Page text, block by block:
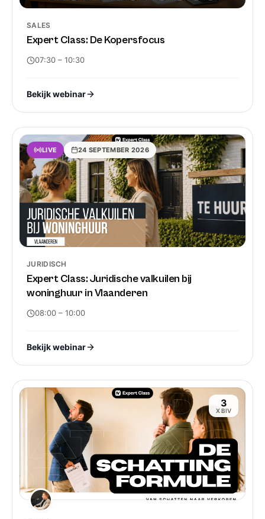
SALES
Expert Class: De Kopersfocus
07:30 – 10:30
Bekijk webinar
LIVE 24 SEPTEMBER 2026
JURIDISCH
Expert Class: Juridische valkuilen bij
woninghuur in Vlaanderen
08:00 – 10:00
Bekijk webinar
3
X BIV